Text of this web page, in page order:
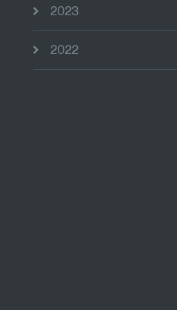
2023
2022